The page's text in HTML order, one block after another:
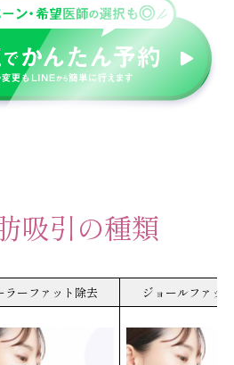
吸引の種類
ラーファット除去 ジョールファッ